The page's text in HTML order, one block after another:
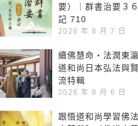
要）｜群書治要３
記 710
2026 年 8 月 7 日
續佛慧命‧法潤東
道和尚日本弘法與
流特輯
2026 年 8 月 6 日
跟悟道和尚學習佛